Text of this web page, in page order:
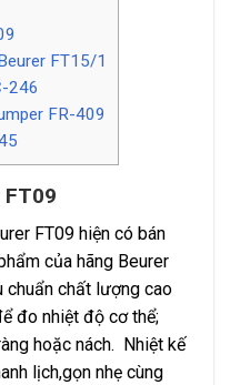
FT15/1
246
FR-409
FT09 hiện có bán
của hãng Beurer
chất lượng cao
đo nhiệt độ cơ thể;
hoặc nách. Nhiệt kế
lịch,gọn nhẹ cùng